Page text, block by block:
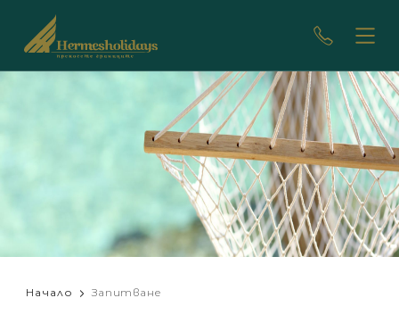
Начало Запитване